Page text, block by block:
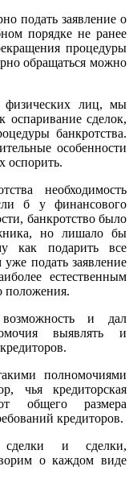
подать заявление о
порядке не ранее
процедуры
обращаться можно
физических лиц, мы
оспаривание сделок,
банкротства.
особенности
оспорить.
необходимость
б у финансового
банкротство было
но лишало бы
как подарить все
подать заявление
естественным
положения.
возможность и дал
выявлять и
полномочиями
чья кредиторская
общего размера
кредиторов.
сделки и сделки,
о каждом виде